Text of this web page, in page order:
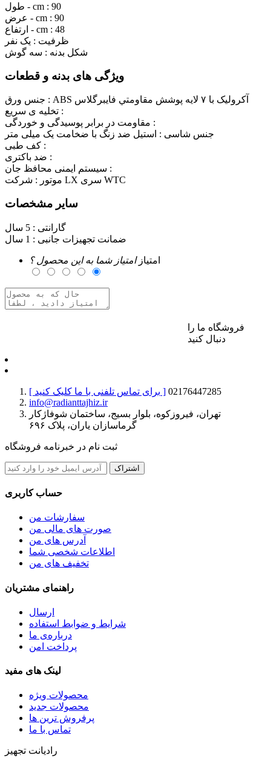
طول - cm : 90
عرض - cm : 90
ارتفاع - cm : 48
ظرفیت : یک نفر
شکل بدنه : سه گوش
ویژگی های بدنه و قطعات
جنس ورق :
ABS آکرولیک با ٧ لايه پوشش مقاومتي فايبرگلاس
تخلیه ی سریع :
مقاومت در برابر پوسیدگی و خوردگی :
جنس شاسی : استیل ضد زنگ با ضخامت یک میلی متر
کف طبی :
ضد باکتری :
سیستم ایمنی محافظ جان :
موتور :
شرکت LX سری WTC
سایر مشخصات
گارانتی : 5 سال
ضمانت تجهیزات جانبی : 1 سال
امتیازامتیاز شما به این محصول ؟
فروشگاه ما را
دنبال کنید
[ برای تماس تلفنی با ما کلیک کنید ] 02176447285
info@radianttajhiz.ir
تهران، فیروزکوه، بلوار بسیج، ساختمان شوفاژکار
گرماسازان یاران، پلاک ۶۹۶
ثبت نام در خبرنامه فروشگاه
اشتراک
حساب کاربری
سفارشات من
صورت های مالی من
آدرس های من
اطلاعات شخصی شما
تخفیف های من
راهنمای مشتریان
ارسال
شرایط و ضوابط استفاده
درباره‌ی ما
پرداخت امن
لینک های مفید
محصولات ویژه
محصولات جدید
پرفروش ترین‌ ها
تماس با ما
رادیانت تجهیز